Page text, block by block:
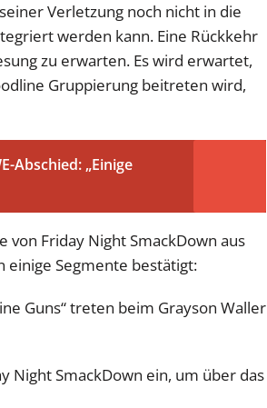
Verletzung noch nicht in die
werden kann. Eine Rückkehr
zu erwarten. Es wird erwartet,
Gruppierung beitreten wird,
Abschied: „Einige
von Friday Night SmackDown aus
einige Segmente bestätigt:
Guns“ treten beim Grayson Waller
Night SmackDown ein, um über das